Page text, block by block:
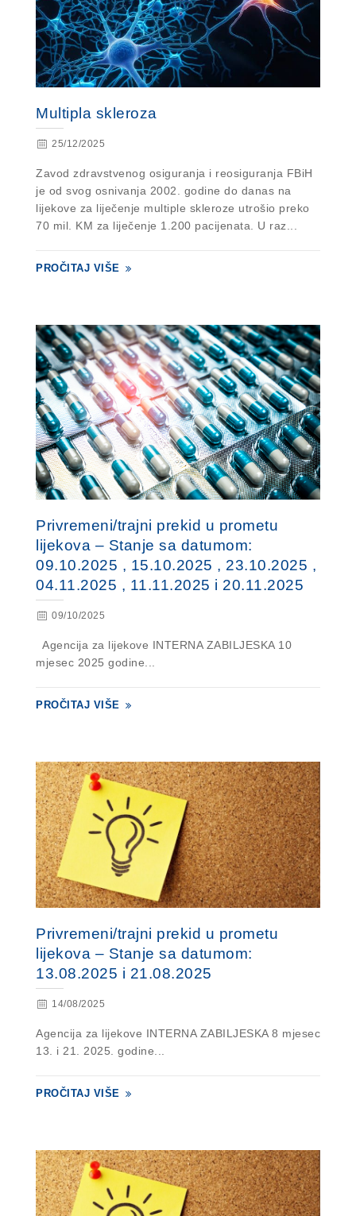
Multipla skleroza
25/12/2025
Zavod zdravstvenog osiguranja i reosiguranja FBiH
je od svog osnivanja 2002. godine do danas na
lijekove za liječenje multiple skleroze utrošio preko
70 mil. KM za liječenje 1.200 pacijenata. U raz...
PROČITAJ VIŠE
Privremeni/trajni prekid u prometu
lijekova – Stanje sa datumom:
09.10.2025 , 15.10.2025 , 23.10.2025 ,
04.11.2025 , 11.11.2025 i 20.11.2025
09/10/2025
Agencija za lijekove INTERNA ZABILJESKA 10
mjesec 2025 godine...
PROČITAJ VIŠE
Privremeni/trajni prekid u prometu
lijekova – Stanje sa datumom:
13.08.2025 i 21.08.2025
14/08/2025
Agencija za lijekove INTERNA ZABILJESKA 8 mjesec
13. i 21. 2025. godine...
PROČITAJ VIŠE